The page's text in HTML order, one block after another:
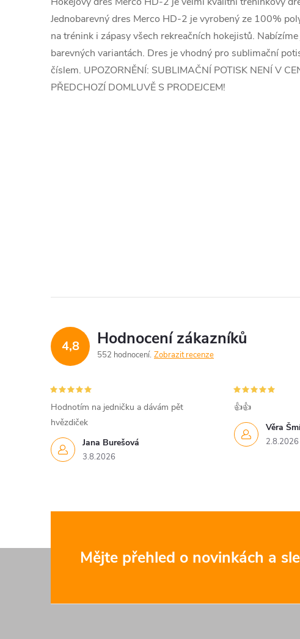
Jednobarevný dres Merco HD-2 je vyrobený ze 100%
na trénink i zápasy všech rekreačních hokejistů.
barevných variantách. Dres je vhodný pro sublimační
číslem. UPOZORNĚNÍ: SUBLIMAČNÍ POTISK NENÍ V
PŘEDCHOZÍ DOMLUVĚ S PRODEJCEM!
4,8 Hodnocení zákazníků
552 hodnocení Zobrazit recenze
Jana Burešová
3.8.2026
Hodnotím na jedničku a dávám pět
hvězdiček
Věra
2.8.2026
👍👍
Mějte přehled o novinkách a